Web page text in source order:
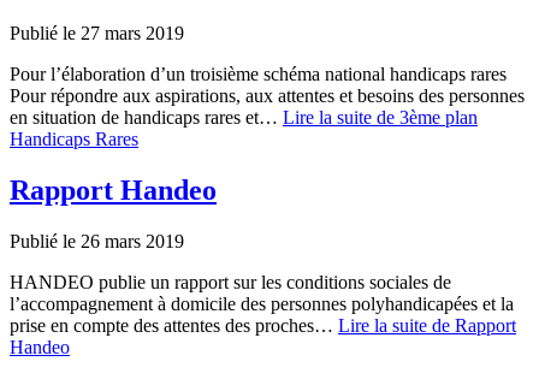
Publié le 27 mars 2019
Pour l’élaboration d’un troisième schéma national handicaps rares
Pour répondre aux aspirations, aux attentes et besoins des personnes
en situation de handicaps rares et… Lire la suite de 3ème plan
Handicaps Rares
Rapport Handeo
Publié le 26 mars 2019
HANDEO publie un rapport sur les conditions sociales de
l’accompagnement à domicile des personnes polyhandicapées et la
prise en compte des attentes des proches… Lire la suite de Rapport
Handeo